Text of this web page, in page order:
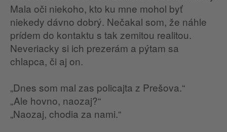
Mala oči niekoho, kto ku mne mohol byť
niekedy dávno dobrý. Nečakal som, že náhle
prídem do kontaktu s tak zemitou realitou.
Neveriacky si ich prezerám a pýtam sa
chlapca, či aj on.
„Dnes som mal zas policajta z Prešova.“
„Ale hovno, naozaj?“
„Naozaj, chodia za nami.“